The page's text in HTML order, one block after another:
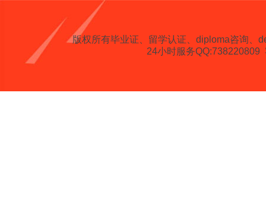
版权所有毕业证、留学认证、diploma咨询、
24小时服务QQ:738220809